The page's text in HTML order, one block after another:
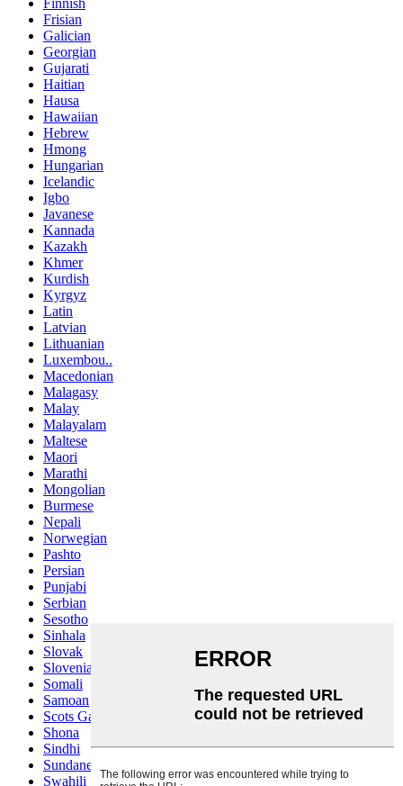
Finnish
Frisian
Galician
Georgian
Gujarati
Haitian
Hausa
Hawaiian
Hebrew
Hmong
Hungarian
Icelandic
Igbo
Javanese
Kannada
Kazakh
Khmer
Kurdish
Kyrgyz
Latin
Latvian
Lithuanian
Luxembou..
Macedonian
Malagasy
Malay
Malayalam
Maltese
Maori
Marathi
Mongolian
Burmese
Nepali
Norwegian
Pashto
Persian
Punjabi
Serbian
Sesotho
Sinhala
Slovak
Slovenian
Somali
Samoan
Scots Gaelic
Shona
Sindhi
Sundanese
Swahili